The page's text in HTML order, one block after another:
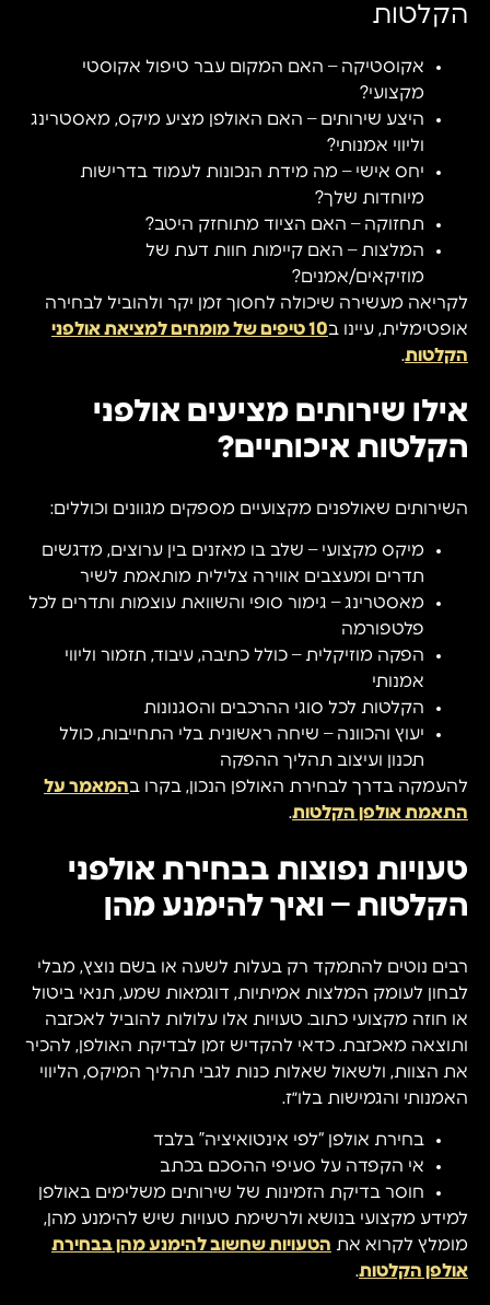
הקלטות
אקוסטיקה – האם המקום עבר טיפול אקוסטי
מקצועי?
היצע שירותים – האם האולפן מציע מיקס, מאסטרינג
וליווי אמנותי?
יחס אישי – מה מידת הנכונות לעמוד בדרישות
מיוחדות שלך?
תחזוקה – האם הציוד מתוחזק היטב?
המלצות – האם קיימות חוות דעת של
מוזיקאים/אמנים?
לקריאה מעשירה שיכולה לחסוך זמן יקר ולהוביל לבחירה
אופטימלית, עיינו ב
10 טיפים של מומחים למציאת אולפני
הקלטות.
אילו שירותים מציעים אולפני
הקלטות איכותיים?
השירותים שאולפנים מקצועיים מספקים מגוונים וכוללים:
מיקס מקצועי – שלב בו מאזנים בין ערוצים, מדגשים
תדרים ומעצבים אווירה צלילית מותאמת לשיר
מאסטרינג – גימור סופי והשוואת עוצמות ותדרים לכל
פלטפורמה
הפקה מוזיקלית – כולל כתיבה, עיבוד, תזמור וליווי
אמנותי
הקלטות לכל סוגי ההרכבים והסגנונות
יעוץ והכוונה – שיחה ראשונית בלי התחייבות, כולל
תכנון ועיצוב תהליך ההפקה
להעמקה בדרך לבחירת האולפן הנכון, בקרו בהמאמר על
התאמת אולפן הקלטות.
טעויות נפוצות בבחירת אולפני
הקלטות – ואיך להימנע מהן
רבים נוטים להתמקד רק בעלות לשעה או בשם נוצץ, מבלי
לבחון לעומק המלצות אמיתיות, דוגמאות שמע, תנאי ביטול
או חוזה מקצועי כתוב. טעויות אלו עלולות להוביל לאכזבה
ותוצאה מאכזבת. כדאי להקדיש זמן לבדיקת האולפן, להכיר
את הצוות, ולשאול שאלות כנות לגבי תהליך המיקס, הליווי
האמנותי והגמישות בלו״ז.
בחירת אולפן “לפי אינטואיציה” בלבד
אי הקפדה על סעיפי ההסכם בכתב
חוסר בדיקת הזמינות של שירותים משלימים באולפן
למידע מקצועי בנושא ולרשימת טעויות שיש להימנע מהן,
מומלץ לקרוא את הטעויות שחשוב להימנע מהן בבחירת
אולפן הקלטות.